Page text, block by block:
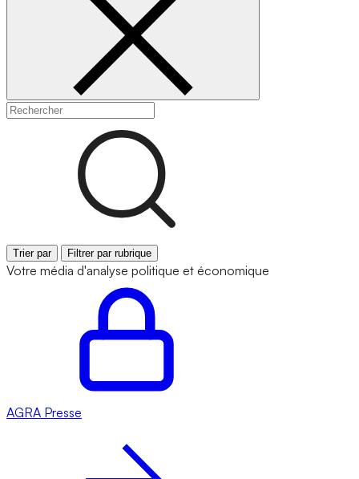
Trier par Filtrer par rubrique
Votre média d'analyse politique et économique
AGRA Presse